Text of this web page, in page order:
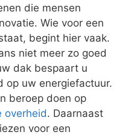
die mensen
Wie voor een
begint hier vaak.
niet meer zo goed
dak bespaart u
op uw energiefactuur.
beroep doen op
overheid. Daarnaast
voor een